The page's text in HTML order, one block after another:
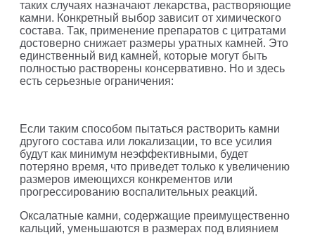
таких случаях назначают лекарства, растворяющие
камни. Конкретный выбор зависит от химического
состава. Так, применение препаратов с цитратами
достоверно снижает размеры уратных камней. Это
единственный вид камней, которые могут быть
полностью растворены консервативно. Но и здесь
есть серьезные ограничения:
Если таким способом пытаться растворить камни
другого состава или локализации, то все усилия
будут как минимум неэффективными, будет
потеряно время, что приведет только к увеличению
размеров имеющихся конкрементов или
прогрессированию воспалительных реакций.
Оксалатные камни, содержащие преимущественно
кальций, уменьшаются в размерах под влиянием